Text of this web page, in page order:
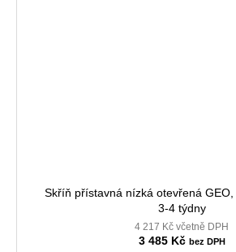
Skříň přístavná nízká otevřená
3-4 týdny
4 217 Kč včetně DPH
3 485 Kč